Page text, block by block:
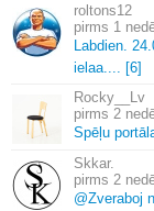
roltons12
1
Labdien. 24.
ielaa.... [6]
Rocky__Lv
2
Spēļu
Skkar.
2
@Zveraboj